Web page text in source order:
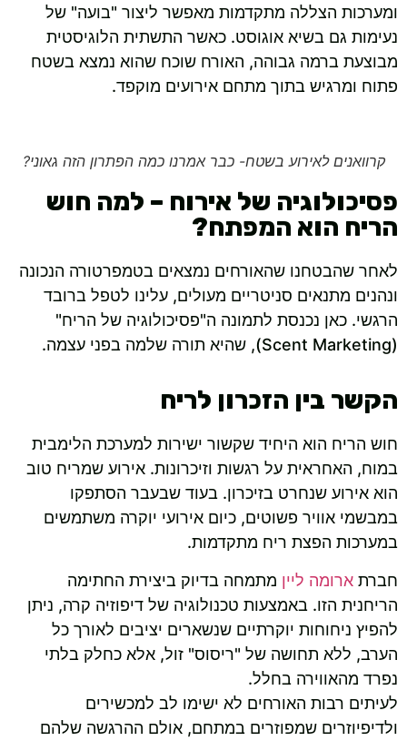
ומערכות הצללה מתקדמות מאפשר ליצור "בועה" של
נעימות גם בשיא אוגוסט. כאשר התשתית הלוגיסטית
מבוצעת ברמה גבוהה, האורח שוכח שהוא נמצא בשטח
פתוח ומרגיש בתוך מתחם אירועים מוקפד.
קרוואנים לאירוע בשטח- כבר אמרנו כמה הפתרון הזה גאוני?
פסיכולוגיה של אירוח – למה חוש
הריח הוא המפתח?
לאחר שהבטחנו שהאורחים נמצאים בטמפרטורה הנכונה
ונהנים מתנאים סניטריים מעולים, עלינו לטפל ברובד
הרגשי. כאן נכנסת לתמונה ה"פסיכולוגיה של הריח"
(Scent Marketing), שהיא תורה שלמה בפני עצמה.
הקשר בין הזכרון לריח
חוש הריח הוא היחיד שקשור ישירות למערכת הלימבית
במוח, האחראית על רגשות וזיכרונות. אירוע שמריח טוב
הוא אירוע שנחרט בזיכרון. בעוד שבעבר הסתפקו
במבשמי אוויר פשוטים, כיום אירועי יוקרה משתמשים
במערכות הפצת ריח מתקדמות.
חברת ארומה ליין מתמחה בדיוק ביצירת החתימה
הריחנית הזו. באמצעות טכנולוגיה של דיפוזיה קרה, ניתן
להפיץ ניחוחות יוקרתיים שנשארים יציבים לאורך כל
הערב, ללא תחושה של "ריסוס" זול, אלא כחלק בלתי
נפרד מהאווירה בחלל.
לעיתים רבות האורחים לא ישימו לב למכשירים
ולדיפיוזרים שמפוזרים במתחם, אולם ההרגשה שלהם